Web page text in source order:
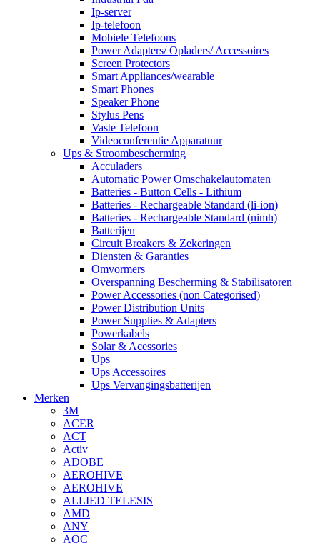
Ip-server
Ip-telefoon
Mobiele Telefoons
Power Adapters/ Opladers/ Accessoires
Screen Protectors
Smart Appliances/wearable
Smart Phones
Speaker Phone
Stylus Pens
Vaste Telefoon
Videoconferentie Apparatuur
Ups & Stroombescherming
Acculaders
Automatic Power Omschakelautomaten
Batteries - Button Cells - Lithium
Batteries - Rechargeable Standard (li-ion)
Batteries - Rechargeable Standard (nimh)
Batterijen
Circuit Breakers & Zekeringen
Diensten & Garanties
Omvormers
Overspanning Bescherming & Stabilisatoren
Power Accessories (non Categorised)
Power Distribution Units
Power Supplies & Adapters
Powerkabels
Solar & Acessories
Ups
Ups Accessoires
Ups Vervangingsbatterijen
Merken
3M
ACER
ACT
Activ
ADOBE
AEROHIVE
AEROHIVE
ALLIED TELESIS
AMD
ANY
AOC